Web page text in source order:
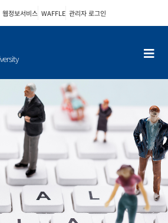
웹정보서비스 WAFFLE 관리자 로그인